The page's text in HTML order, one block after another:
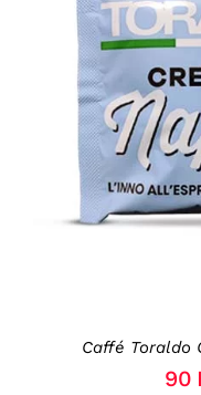
OPCIÓK
Caffé Toraldo
90